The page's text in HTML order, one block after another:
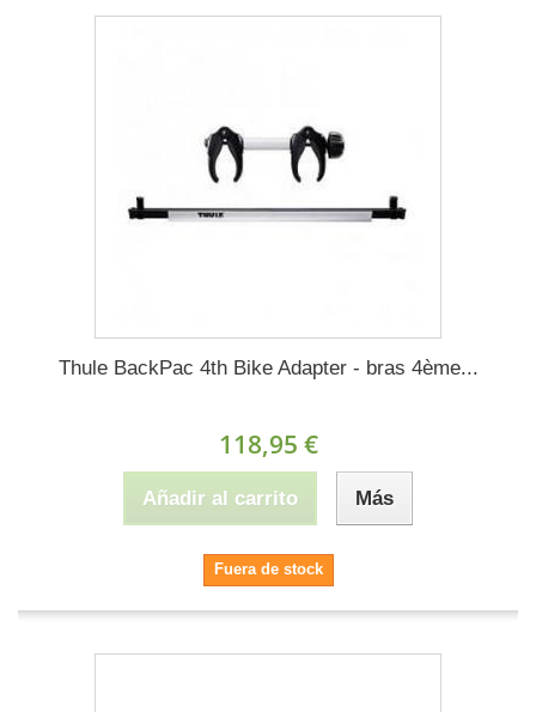
Thule BackPac 4th Bike Adapter - bras 4ème...
118,95 €
Añadir al carrito Más
Fuera de stock